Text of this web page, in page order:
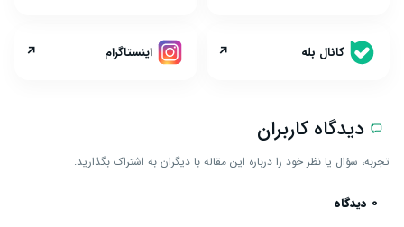
کانال بله ↗ اینستاگرام ↗
دیدگاه کاربران
تجربه، سؤال یا نظر خود را درباره این مقاله با دیگران به اشتراک بگذارید.
0 دیدگاه